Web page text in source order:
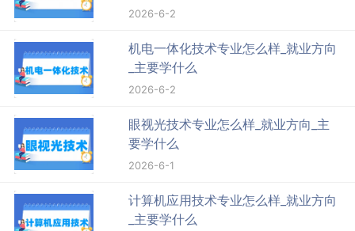
2026-6-2
机电一体化技术专业怎么样_就业方向
_主要学什么
2026-6-2
眼视光技术专业怎么样_就业方向_主
要学什么
2026-6-1
计算机应用技术专业怎么样_就业方向
_主要学什么